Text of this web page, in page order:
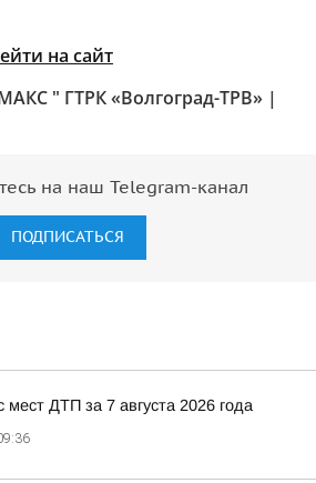
на сайт
" ГТРК «Волгоград-ТРВ» |
на наш Telegram-канал
ПОДПИСАТЬСЯ
мест ДТП за 7 августа 2026 года